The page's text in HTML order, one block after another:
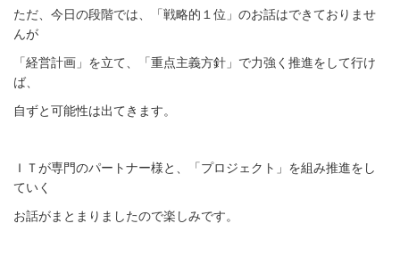
ただ、今日の段階では、「戦略的１位」のお話はできておりませ
んが
「経営計画」を立て、「重点主義方針」で力強く推進をして行け
ば、
自ずと可能性は出てきます。
ＩＴが専門のパートナー様と、「プロジェクト」を組み推進をし
ていく
お話がまとまりましたので楽しみです。